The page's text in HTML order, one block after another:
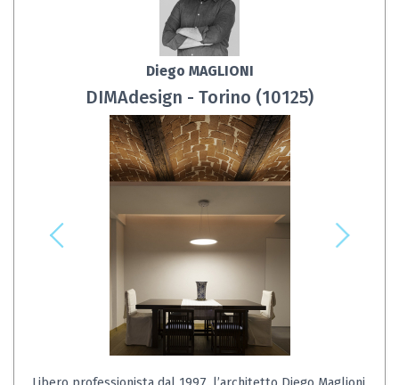
Diego MAGLIONI
DIMAdesign - Torino (10125)